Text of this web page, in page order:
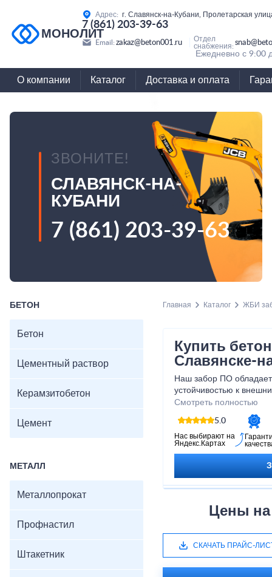
МОНОЛИТ
Адрес: г. Славянск-на-Кубани, Пролетарская
7 (861) 203-39-63
Email: zakaz@beton001.ru
Отдел
снабжения:
Ежедневно с 9:00
О компании Каталог Доставка и оплата
ЗВОНИТЕ!
СЛАВЯНСК-НА-
КУБАНИ
7 (861) 203-39-63
БЕТОН
Бетон
Цементный раствор
Керамзитобетон
Цемент
МЕТАЛЛ
Металлопрокат
Профнастил
Штакетник
Главная Каталог ЖБИ
Купить
Славянске-
Наш забор ПО
устойчивостью к
уверены, что ваше
от посторонних глаз и
Приобретая бетонный
качественный продукт,
собственность
Смотреть полностью
5.0
Нас выбирают на
Яндекс.Картах
Цены
СКАЧАТЬ ПРАЙС-